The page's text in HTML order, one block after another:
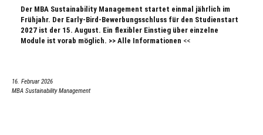
Der MBA Sustainability Management startet einmal jährlich im
Frühjahr. Der Early-Bird-Bewerbungsschluss für den Studienstart
2027 ist der 15. August. Ein flexibler Einstieg über einzelne
Module ist vorab möglich. >> Alle Informationen <<
16. Februar 2026
MBA Sustainability Management